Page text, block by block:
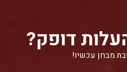
דופק?
מבחן עכשיו!